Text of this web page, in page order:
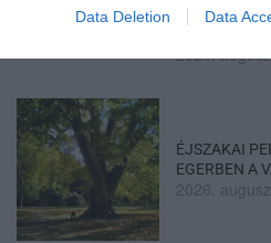
Data Deletion Data
2026.
ÉJSZAKAI
EGERBEN A
2026.